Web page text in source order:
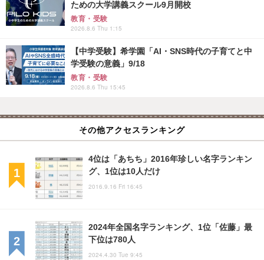
ための大学講義スクール9月開校
教育・受験
2026.8.6 Thu 1:15
【中学受験】希学園「AI・SNS時代の子育てと中
学受験の意義」9/18
教育・受験
2026.8.6 Thu 15:45
その他アクセスランキング
4位は「あちち」2016年珍しい名字ランキン
グ、1位は10人だけ
2016.9.16 Fri 16:45
2024年全国名字ランキング、1位「佐藤」最
下位は780人
2024.4.30 Tue 9:45